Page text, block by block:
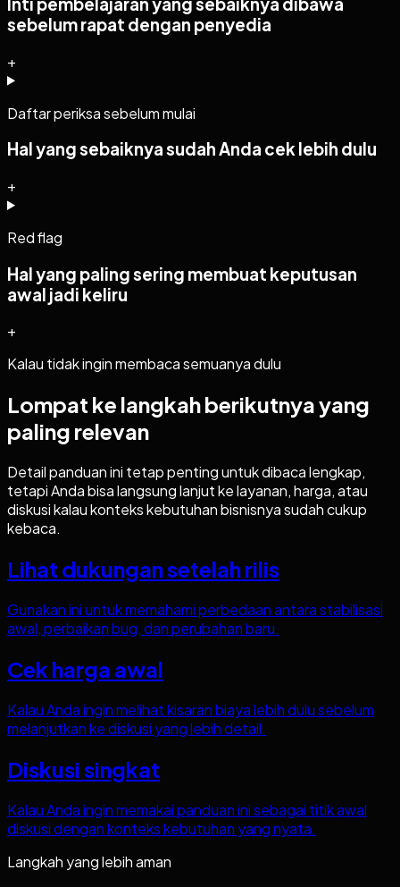
sebelum rapat dengan penyedia
+
Daftar periksa sebelum mulai
Hal yang sebaiknya sudah Anda cek lebih dulu
+
Red flag
Hal yang paling sering membuat keputusan
awal jadi keliru
+
Kalau tidak ingin membaca semuanya dulu
Lompat ke langkah berikutnya yang
paling relevan
Detail panduan ini tetap penting untuk dibaca lengkap,
tetapi Anda bisa langsung lanjut ke layanan, harga, atau
diskusi kalau konteks kebutuhan bisnisnya sudah cukup
kebaca.
Lihat dukungan setelah rilis
Gunakan ini untuk memahami perbedaan antara stabilisasi
awal, perbaikan bug, dan perubahan baru.
Cek harga awal
Kalau Anda ingin melihat kisaran biaya lebih dulu sebelum
melanjutkan ke diskusi yang lebih detail.
Diskusi singkat
Kalau Anda ingin memakai panduan ini sebagai titik awal
diskusi dengan konteks kebutuhan yang nyata.
Langkah yang lebih aman